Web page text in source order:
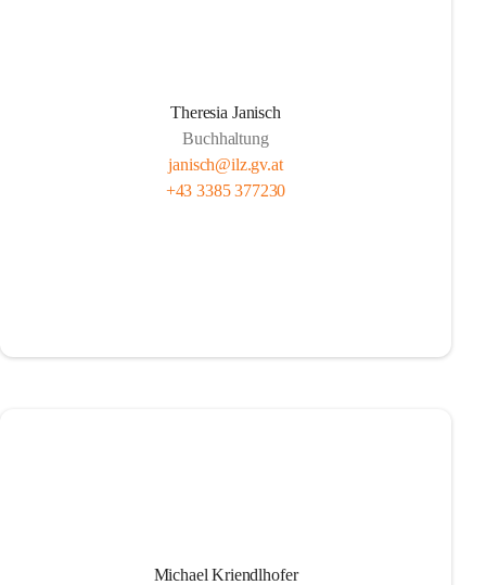
Theresia Janisch
Buchhaltung
janisch@ilz.gv.at
+43 3385 377230
Michael Kriendlhofer